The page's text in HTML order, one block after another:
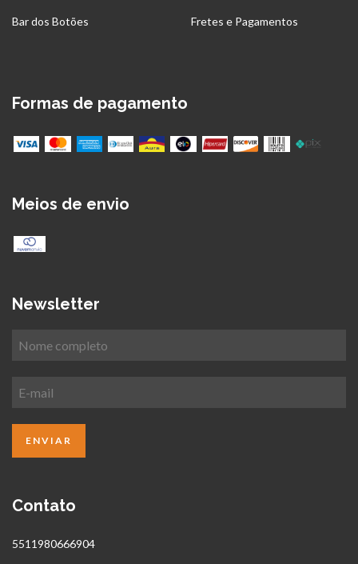
Bar dos Botões Fretes e Pagamentos
Formas de pagamento
Meios de envio
Newsletter
Contato
5511980666904